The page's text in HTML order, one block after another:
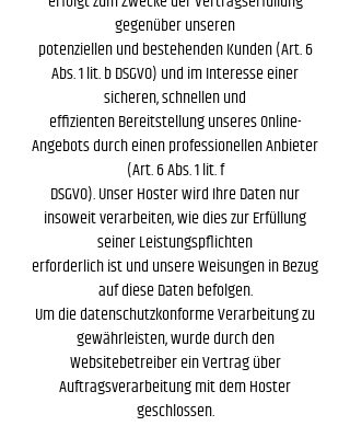
gegenüber unseren
potenziellen und bestehenden Kunden (Art. 6
Abs. 1 lit. b DSGVO) und im Interesse einer
sicheren, schnellen und
effizienten Bereitstellung unseres Online-
Angebots durch einen professionellen Anbieter
(Art. 6 Abs. 1 lit. f
DSGVO). Unser Hoster wird Ihre Daten nur
insoweit verarbeiten, wie dies zur Erfüllung
seiner Leistungspflichten
erforderlich ist und unsere Weisungen in Bezug
auf diese Daten befolgen.
Um die datenschutzkonforme Verarbeitung zu
gewährleisten, wurde durch den
Websitebetreiber ein Vertrag über
Auftragsverarbeitung mit dem Hoster
geschlossen.